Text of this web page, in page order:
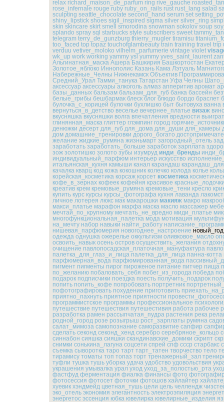
relax richard_maison_de_parfum ring rive_gauche
rose_infernale rouge ruby ruby_on_rails rust rust_lang salad
sculpting seattle_chocolate second_hand serum set
shiny_lipstick shoes sigil_inspired sigma silver silver_ring
skin skincare skirt smell smorodina snowman sokolov soup
splando spray sql starbucks style subscribers sweet
telegram terry_de_gunzburg thierry_mugler tiramisu
too_faced top topaz touchofglambeauty train training travel trip
verduu vetiver_moloko vilhelm_parfumerie vintage violet
wk_up work working yammy ysl yummy yves_saint_laurent
Альгинатная_маска Ашера Башкирия Башкортостан
Золотое_яблоко Иннополис Казань Кама Лэтуаль
Набережные_Челны Нижнекамск Объектив
Средний_Урал Тамми_танука Татарстан Уфа Челны
аксессуар аксессуары алкоголь алмаз апперитив аромат
базы_данных бальзам бальзам_для_губ банка бассейн
белые_грибы бешбармак блеск блог блюдо бордо браслет
булочка_с_корицей булочки бухлишко быт бытовуха ванна
вернуться_в_детство веселье вечернее_платье визаж
вкусняшка вкусняшки волга впечатления вредности
глинянная_маска глиттер глэмпинг город
денюжки десерт для_губ для_дома для_души для_камеры
дом домашние_тренировки дорого_богато
желание жидкие_румяна жизньмарт загородный_отель
заработать заработать_больше заработок зарплата
зож золотишко золото зубы изумруд инди_бренды
индивидуальный_парфюм интерьер искусство
итальянская_кухня камыши канал карандаш
качалка кварц код кожа кокошник колечко колода колье
корейская_косметика корсаж корсет косметика
кофе_в_зернах кофеек кофейня красивое
креатив крем кремовые_румяна кремовые_тени кресло
купить курс курсы курсы_фотографа кухня лаванда
личное лотерея люкс мак макарошки макияж макро
макси_платье марафон марфа маска масло массажер
мечтай_по_крупному мечтать_не_вредно миди_платье
многофункциональная_палетка мода мотивация
на_мечту набор навыки найти_работу
нишевая_парфюмерия новогоднее_настроение новый_год
одежда однушка ожерелье оккультизм оливковое_масло
освоить_навык осень остров осуществить_желания
очищение павлопосадская_платочная_мануфактура
палетка_для_глаз_и_лица палетка_для_лица панна-котта
парфюмерная_вода парфюмированная_вода
пигмент пигменты пирог пироженое питание питчер пища
по_желанию побаловать_себя побег_из_города победа
подарок подписчики поездка поесть получить_подарок
попить попить_кофе попробовать портретник
пофотографировать похудение приготовить
приятно_пахнуть приятное приятности
программистское программы профессиональное
путешествие путешествия путешестивия работа рабочее
разработка рамен рассыпчатая_пудра растения река
родной_город розе розыгрыш рост_зарплаты румяна
салат_мимоза самопознание саморазвитие сапфир
сделать секонд секонд_хенд серебро серебряное_кольцо
синнабон сияшка сияшки скандинавские_домики скрипт
снимки сонькина_лагуна соцсети спрей спф ссср старбакс
съемка сыворотка таро тарт тарт_татен творчество тело
тирамису томаты топ топаз торт тренажерный_зал
туфли тушка тушь уборка удача удобство удовольствия
украшения умывалка урал уход уход_за_полостью_рта
фастфуд ферментация фиалка финансы фото
фотосессия фотосет фоточки фотошов хайлайтер
хуевик хэндмейд цветная_тушь цели цель челлендж
эко_отель экономия элегантность электроэпиляция
энергетос эссенция юбка ювелирка ювелирные_изделия